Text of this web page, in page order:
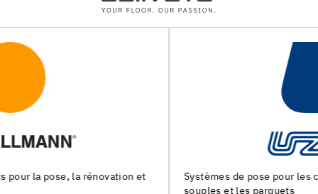
Systèmes de pose pour les chapes, les revêtements de sols